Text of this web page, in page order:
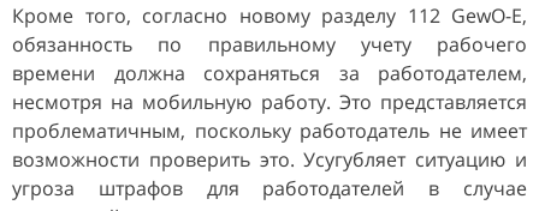
Кроме того, согласно новому разделу 112 GewO-E,
обязанность по правильному учету рабочего
времени должна сохраняться за работодателем,
несмотря на мобильную работу. Это представляется
проблематичным, поскольку работодатель не имеет
возможности проверить это. Усугубляет ситуацию и
угроза штрафов для работодателей в случае